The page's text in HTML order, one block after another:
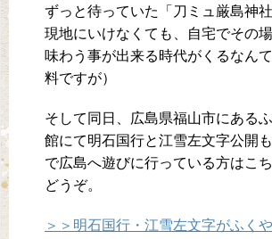
ずっと待っていた「刀ミュ厳島神社
現地にいけなくても、自宅でその
味わう事が出来る時代がくるなん
料ですが）
そして同日、広島県福山市にある
館にて明石国行と江雪左文字公開
で広島へ遊びに行っている方はこ
どうぞ。
＞＞明石国行・江雪左文字がふく